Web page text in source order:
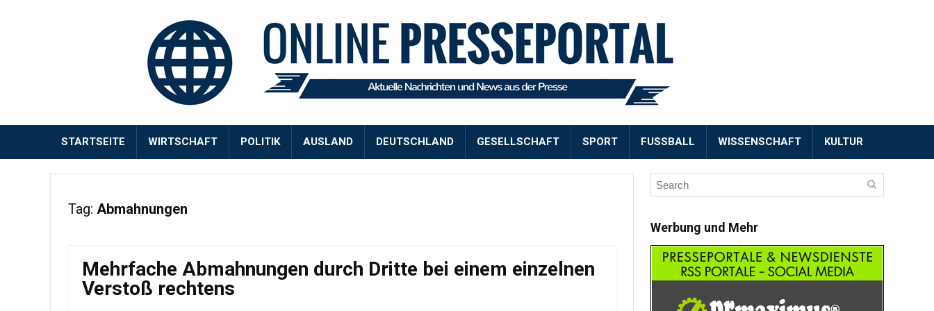
STARTSEITE WIRTSCHAFT POLITIK AUSLAND DEUTSCHLAND GESELLSCHAFT SPORT FUSSBALL WISSENSCHAFT KULTUR
Tag: Abmahnungen
Mehrfache Abmahnungen durch Dritte bei einem einzelnen
Verstoß rechtens
Werbung und Mehr